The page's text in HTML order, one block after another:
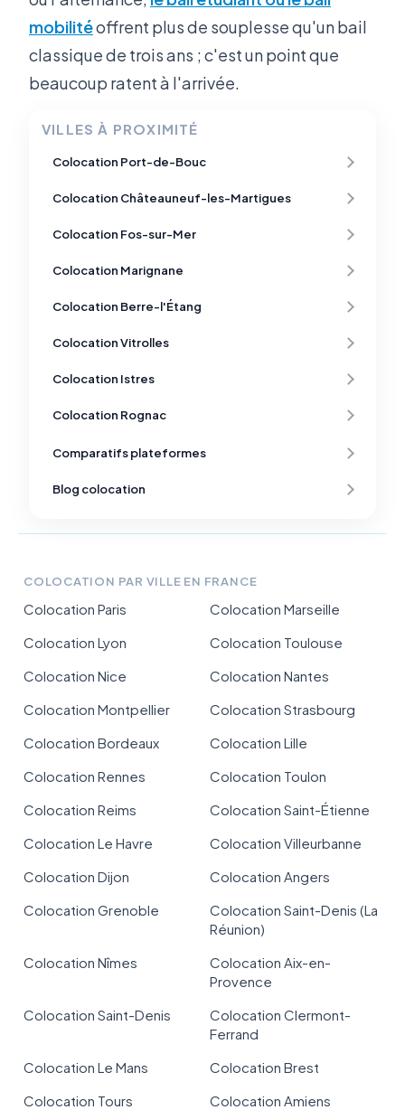
mobilitéoffrent plus de souplesse qu'un bail
classique de trois ans ; c'est un point que
beaucoup ratent à l'arrivée.
VILLES À PROXIMITÉ
Colocation Port-de-Bouc
Colocation Châteauneuf-les-Martigues
Colocation Fos-sur-Mer
Colocation Marignane
Colocation Berre-l'Étang
Colocation Vitrolles
Colocation Istres
Colocation Rognac
Comparatifs plateformes
Blog colocation
COLOCATION PAR VILLE EN FRANCE
Colocation Paris
Colocation Marseille
Colocation Lyon
Colocation Toulouse
Colocation Nice
Colocation Nantes
Colocation Montpellier
Colocation Strasbourg
Colocation Bordeaux
Colocation Lille
Colocation Rennes
Colocation Toulon
Colocation Reims
Colocation Saint-Étienne
Colocation Le Havre
Colocation Villeurbanne
Colocation Dijon
Colocation Angers
Colocation Grenoble
Colocation Saint-Denis (La
Réunion)
Colocation Nîmes
Colocation Aix-en-
Provence
Colocation Saint-Denis
Colocation Clermont-
Ferrand
Colocation Le Mans
Colocation Brest
Colocation Tours
Colocation Amiens